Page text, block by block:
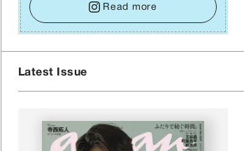
⾃⾝や疲れていそうな⼈をいたわることに時間を
使いましょう。ここでしっかりとエネルギーを蓄
え、困難を乗り越える⼒に変えましょう。
Read more
Latest Issue